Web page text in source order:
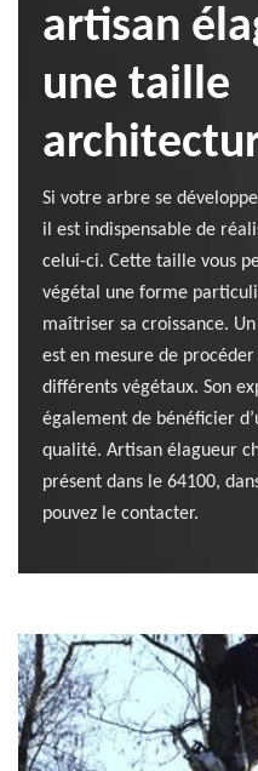
artisan
une taille
Si votre arbre se
il est indispensable de
celui-ci. Cette taille vous
végétal une forme
maîtriser sa croissance.
est en mesure de
différents végétaux. Son
également de bénéficier
qualité. Artisan élagueur
présent dans le 64100,
pouvez le contacter.